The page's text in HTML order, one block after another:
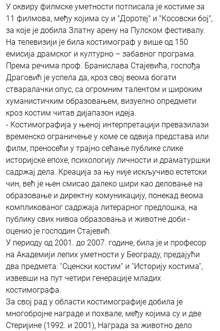
У оквиру филмске уметности потписала је костиме за
11 филмова, међу којима су и "Доротеј" и "Косовски бој",
за које је добила Златну арену на Пулском фестивалу.
На телевизији је била костимограф у више од 150
емисија драмског и културно – забавног програма.
Према речима проф. Бранислава Стајевића, госпођа
Драговић је успела да, кроз свој веома богати
стваралачки опус, са огромним талентом и широким
хуманистичким образовањем, визуелно опредмети
кроз костим читав дијапазон идеја.
- Костимографија у њеној интерпретацији превазилази
временско ограничење у коме се одвија представа или
филм, преносећи у трајно сећање публике слике
историјске епохе, психологију личности и драматуршки
садржај дела. Креација за њу није искључиво естетски
чин, већ је њен смисао далеко шири као деловање на
образовање и директну комуникацију, понекад веома
компликованог садржаја литерарног предлошка, на
публику свих нивоа образовања и животне доби -
оценио је господин Стајевић.
У периоду од 2001. до 2007. године, била је и професор
на Академији лепих уметности у Београду, предајући
два предмета: ''Сценски костим'' и ''Историју костима'',
извевши на пут четири генерације младих
костимографа.
За свој рад у области костимографије добила је
многобројне награде и похвале, међу којима су и две
Стеријине (1992. и 2001), Награда за животно дело